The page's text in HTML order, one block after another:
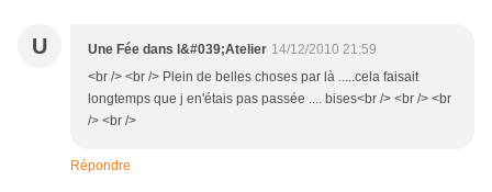
U Une Fée dans l&#039;Atelier 14/12/2010 21:59
<br /> <br /> Plein de belles choses par là .....cela faisait
longtemps que j en'étais pas passée .... bises<br /> <br /> <br
/> <br />
Répondre